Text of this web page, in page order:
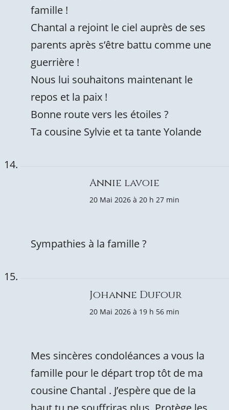
famille !
Chantal a rejoint le ciel auprès de ses
parents après s’être battu comme une
guerrière !
Nous lui souhaitons maintenant le
repos et la paix !
Bonne route vers les étoiles ?
Ta cousine Sylvie et ta tante Yolande
Annie lavoie
20 Mai 2026 à 20 h 27 min
Sympathies à la famille ?
Johanne Dufour
20 Mai 2026 à 19 h 56 min
Mes sincères condoléances a vous la
famille pour le départ trop tôt de ma
cousine Chantal . J’espère que de la